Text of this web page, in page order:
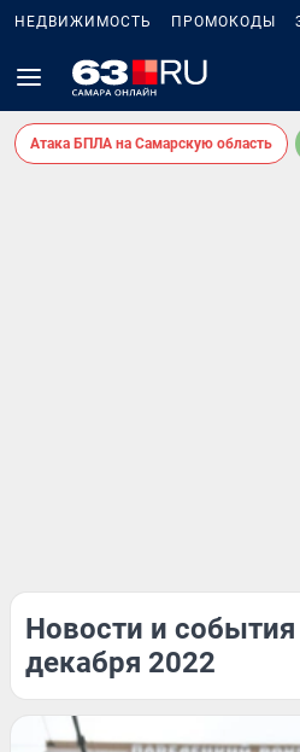
НЕДВИЖИМОСТЬ ПРОМОКОДЫ
Атака БПЛА на Самарскую область
Новости и события
декабря 2022